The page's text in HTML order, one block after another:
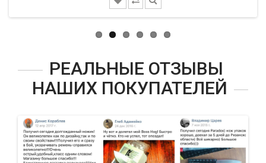
РЕАЛЬНЫЕ ОТЗЫВЫ
НАШИХ ПОКУПАТЕЛЕЙ